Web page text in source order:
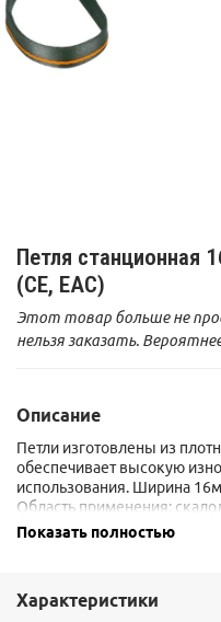
Петля станционная
(CE, EAC)
Этот товар больше не
нельзя заказать.
Описание
Петли изготовлены из
обеспечивает высокую
использования. Ширина
Область применения:
работы
Показать полностью
Характеристики